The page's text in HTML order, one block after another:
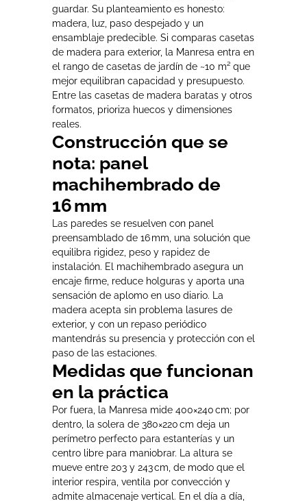
guardar. Su planteamiento es honesto:
madera, luz, paso despejado y un
ensamblaje predecible. Si comparas casetas
de madera para exterior, la Manresa entra en
el rango de casetas de jardín de ~10 m² que
mejor equilibran capacidad y presupuesto.
Entre las casetas de madera baratas y otros
formatos, prioriza huecos y dimensiones
reales.
Construcción que se
nota: panel
machihembrado de
16 mm
Las paredes se resuelven con panel
preensamblado de 16 mm, una solución que
equilibra rigidez, peso y rapidez de
instalación. El machihembrado asegura un
encaje firme, reduce holguras y aporta una
sensación de aplomo en uso diario. La
madera acepta sin problema lasures de
exterior, y con un repaso periódico
mantendrás su presencia y protección con el
paso de las estaciones.
Medidas que funcionan
en la práctica
Por fuera, la Manresa mide 400×240 cm; por
dentro, la solera de 380×220 cm deja un
perímetro perfecto para estanterías y un
centro libre para maniobrar. La altura se
mueve entre 203 y 243 cm, de modo que el
interior respira, ventila por convección y
admite almacenaje vertical. En el día a día,